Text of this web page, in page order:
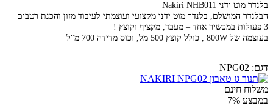
בלנדר מוט ידני Nakiri NHB011
הבלנדר המושלם, בלנדר מוט ידני מקצועי ועוצמתי לעיבוד מזון והכנת רטבים
3 פעולות במכשיר אחד – מעבד, מקציף וקוצץ !
בעוצמה של 800W , כולל קוצץ 500 מל, וכוס מדידה 700 מ"ל
דגם: NPG02
משלוח חינם
במבצע 7%